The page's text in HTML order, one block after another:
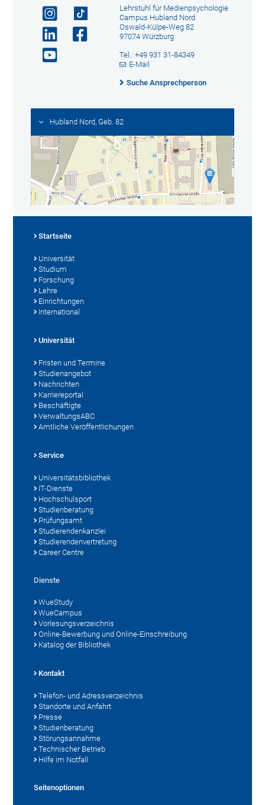
Lehrstuhl für Medienpsychologie
Campus Hubland Nord
Oswald-Külpe-Weg 82
97074 Würzburg
Tel.: +49 931 31-84349
E-Mail
Suche Ansprechperson
Hubland Nord, Geb. 82
Startseite
Universität
Studium
Forschung
Lehre
Einrichtungen
International
Universität
Fristen und Termine
Studienangebot
Nachrichten
Karriereportal
Beschäftigte
VerwaltungsABC
Amtliche Veröffentlichungen
Service
Universitätsbibliothek
IT-Dienste
Hochschulsport
Studienberatung
Prüfungsamt
Studierendenkanzlei
Studierendenvertretung
Career Centre
Dienste
WueStudy
WueCampus
Vorlesungsverzeichnis
Online-Bewerbung und Online-Einschreibung
Katalog der Bibliothek
Kontakt
Telefon- und Adressverzeichnis
Standorte und Anfahrt
Presse
Studienberatung
Störungsannahme
Technischer Betrieb
Hilfe im Notfall
Seitenoptionen